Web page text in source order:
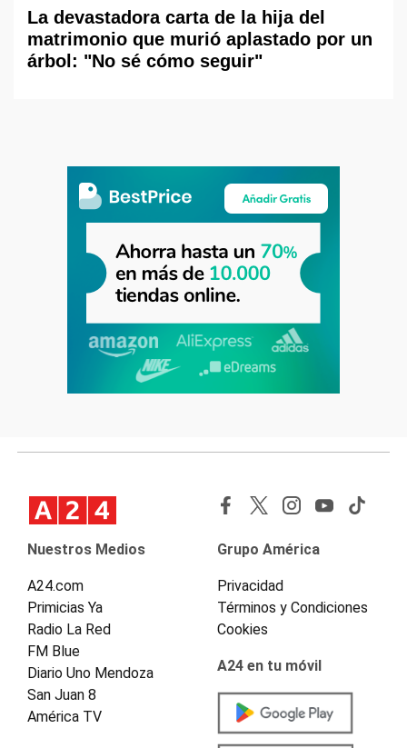
La devastadora carta de la hija del
matrimonio que murió aplastado por un
árbol: "No sé cómo seguir"
Nuestros Medios
A24.com
Primicias Ya
Radio La Red
FM Blue
Diario Uno Mendoza
San Juan 8
América TV
Grupo América
Privacidad
Términos y Condiciones
Cookies
A24 en tu móvil